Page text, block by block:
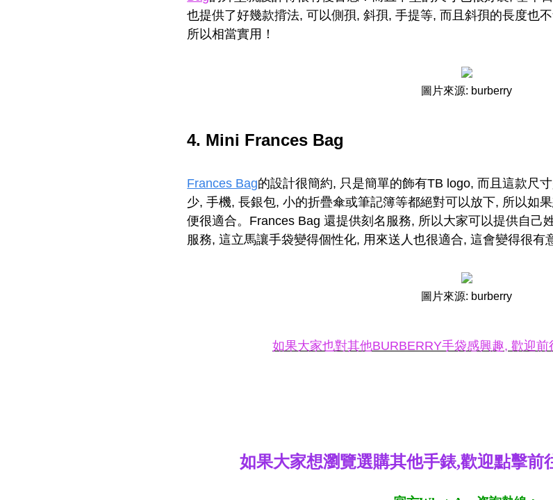
也提供了好幾款揹法, 可以側孭, 斜孭, 手提等, 而且斜孭的長度也
所以相當實用！
圖片來源: burberry
4. Mini Frances Bag
Frances Bag的設計很簡約, 只是簡單的飾有TB logo, 而且這款尺
少, 手機, 長銀包, 小的折疊傘或筆記簿等都絕對可以放下, 所以如
便很適合。Frances Bag 還提供刻名服務, 所以大家可以提供自己
服務, 這立馬讓手袋變得個性化, 用來送人也很適合, 這會變得很有
圖片來源: burberry
如果大家也對其他BURBERRY手袋感興趣, 歡迎前
如果大家想瀏覽選購其他手錶,歡迎點擊前